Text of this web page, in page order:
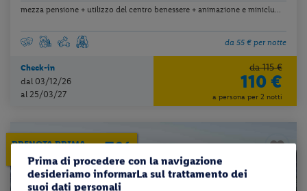
mezza pensione + utilizzo del centro benessere + animazione e miniclu...
da 55 € per notte
Check-in
dal 03/12/26
al 25/03/27
da 115 €
110 €
a persona per 2 notti
PRENOTA PRIMA
ENTRO IL 30/11/2026 5%
Prima di procedere con la navigazione
desideriamo informarLa sul trattamento dei
suoi dati personali